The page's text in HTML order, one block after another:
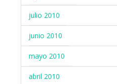
julio 2010
junio 2010
mayo 2010
abril 2010